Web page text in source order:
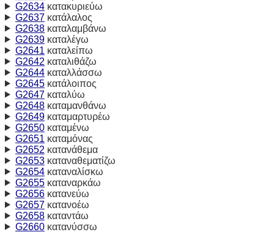
G2634κατακυριεύω
G2637κατάλαλος
G2638καταλαμβάνω
G2639καταλέγω
G2641 καταλείπω
G2642 καταλιθάζω
G2644καταλλάσσω
G2645κατάλοιπος
G2647καταλύω
G2648καταμανθάνω
G2649καταμαρτυρέω
G2650καταμένω
G2651 καταμόνας
G2652 κατανάθεμα
G2653καταναθεματίζω
G2654καταναλίσκω
G2655καταναρκάω
G2656κατανεύω
G2657κατανοέω
G2658καταντάω
G2660κατανύσσω